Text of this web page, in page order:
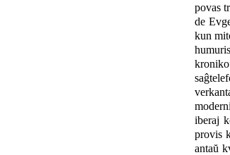
povas
de
kun
iberaj
provis
antaŭ